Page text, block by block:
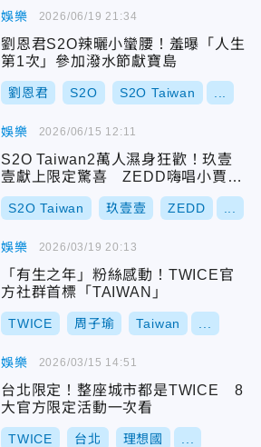
娛樂
劉恩君S2O辣曬小蠻腰！羞曝「人生
第1次」參加潑水節獻寶島
劉恩君 S2O S2O Taiwan
2026/06/19 21:34
娛樂
S2O Taiwan2萬人濕身狂歡！玖壹
壹獻上限定驚喜 ZEDD嗨唱小賈金
曲
S2O Taiwan 玖壹壹 ZEDD
2026/06/15 12:11
娛樂
「有生之年」粉絲感動！TWICE官
方社群首標「TAIWAN」
TWICE 周子瑜 Taiwan
2026/03/19 20:13
娛樂
台北限定！整座城市都是TWICE 8
大官方限定活動一次看
TWICE 台北 理想國
2026/03/15 14:51